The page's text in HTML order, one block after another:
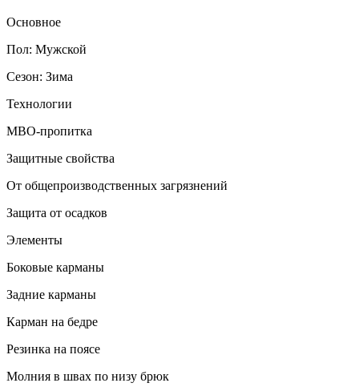
Основное
Пол: Мужской
Сезон: Зима
Технологии
МВО-пропитка
Защитные свойства
От общепроизводственных загрязнений
Защита от осадков
Элементы
Боковые карманы
Задние карманы
Карман на бедре
Резинка на поясе
Молния в швах по низу брюк